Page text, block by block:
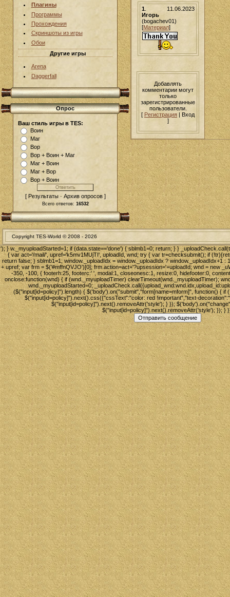
Плагины
Программы
Прохождения
Скриншоты из игры
Обои
Другие игры
Arena
Daggerfall
Опрос
Ваш стиль игры в TES:
Воин
Маг
Вор
Вор + Воин + Маг
Маг + Воин
Маг + Вор
Вор + Воин
[ Результаты · Архив опросов ]
Всего ответов: 16532
11.06.2023
1.
Игорь
(bogachev01)
[Материал]
Добавлять
комментарии могут
только
зарегистрированные
пользователи.
[ Регистрация | Вход
]
Copyright TES-World © 2008 - 2026
'); } w._myuploadStarted=1; if (data.state=='done') { sblmb1=0; return; } }
{ var act='/mail/', upref='k5mv1MUjTI', uploadId, wnd; try { var tr=checksubmit(); if
return false; } sblmb1=1; window._uploadIdx = window._uploadIdx ? window._uploadIdx+1 :
+ upref; var frm = $('#mffnQVJO')[0]; frm.action=act+'?upsession='+uploadId; wnd = new
-350, -100, { footerh:25, footerc:' ', modal:1, closeonesc:1, resize:0, hidefooter:0,
onclose:function(wnd) { if (wnd._myuploadTimer) clearTimeout(wnd._myuploadTimer);
wnd._myuploadStarted=0;
($("input[id=policy]").length) { $('body').on("submit","form[name=mform]", function() { if
$("input[id=policy]").next().css({"cssText":"color: red !important","text-
$("input[id=policy]").next().removeAttr('style'); } });
$("input[id=policy]").next().removeAttr('style'); }); }